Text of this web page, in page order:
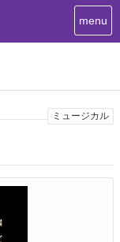
T
o
n
g
menu
ミュージカル